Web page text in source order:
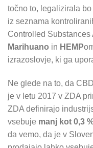
točno to, legalizirala
iz seznama
Controlled Substances
Marihuano in HEMP
izrazoslovje, ki ga
Ne glede na to, da
je v letu 2017 v ZDA
ZDA definirajo
vsebuje manj kot 0,3
da vemo, da je v